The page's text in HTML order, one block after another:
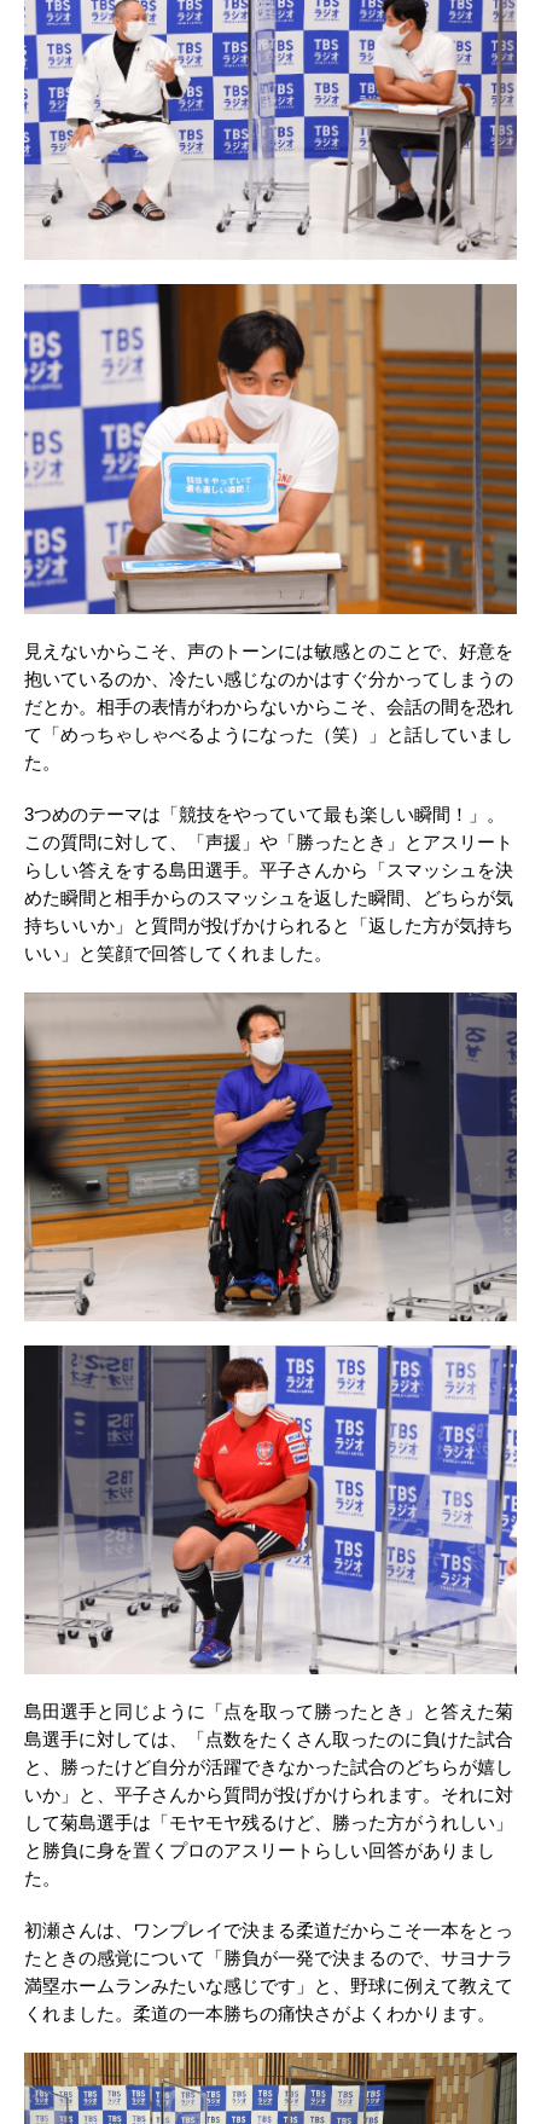
見えないからこそ、声のトーンには敏感とのことで、好意を
抱いているのか、冷たい感じなのかはすぐ分かってしまうの
だとか。相手の表情がわからないからこそ、会話の間を恐れ
て「めっちゃしゃべるようになった（笑）」と話していまし
た。
3つめのテーマは「競技をやっていて最も楽しい瞬間！」。
この質問に対して、「声援」や「勝ったとき」とアスリート
らしい答えをする島田選手。平子さんから「スマッシュを決
めた瞬間と相手からのスマッシュを返した瞬間、どちらが気
持ちいいか」と質問が投げかけられると「返した方が気持ち
いい」と笑顔で回答してくれました。
島田選手と同じように「点を取って勝ったとき」と答えた菊
島選手に対しては、「点数をたくさん取ったのに負けた試合
と、勝ったけど自分が活躍できなかった試合のどちらが嬉し
いか」と、平子さんから質問が投げかけられます。それに対
して菊島選手は「モヤモヤ残るけど、勝った方がうれしい」
と勝負に身を置くプロのアスリートらしい回答がありまし
た。
初瀬さんは、ワンプレイで決まる柔道だからこそ一本をとっ
たときの感覚について「勝負が一発で決まるので、サヨナラ
満塁ホームランみたいな感じです」と、野球に例えて教えて
くれました。柔道の一本勝ちの痛快さがよくわかります。